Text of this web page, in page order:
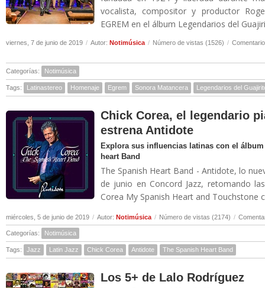
vocalista, compositor y productor
EGREM en el álbum Legendarios del
viernes, 7 de junio de 2019 / Autor: Notimúsica / Número de vistas (1526) /
Categorías: Notimúsica
Tags: Latinastereo Homenaje Egrem Sonora Matancera Legendarios del
Chick Corea, el legendario
estrena Antidote
Explora sus influencias latinas con el
heart Band
The Spanish Heart Band - Antidote, lo
de junio en Concord Jazz, retomando
Corea My Spanish Heart and Touchstone
miércoles, 5 de junio de 2019 / Autor: Notimúsica / Número de vistas (2174) /
Categorías: Notimúsica
Tags: Jazz Latin Jazz Chick Corea Antidote The Spanish Heart Band
Los 5+ de Lalo Rodríguez